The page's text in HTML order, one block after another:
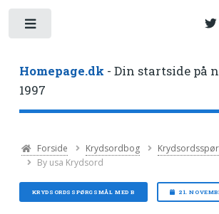
Homepage.dk - Din startside på
1997
Forside Krydsordbog
By usa Krydsord
KRYDSORDSSPØRGSMÅL MED B 21.